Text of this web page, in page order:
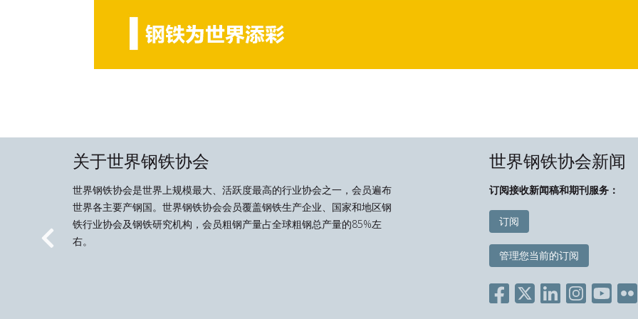
关于世界钢铁协会
世界钢铁协会是世界上规模最大、活跃度最高的行业协会之一，会员遍布
世界各主要产钢国。世界钢铁协会会员覆盖钢铁生产企业、国家和地区钢
铁行业协会及钢铁研究机构，会员粗钢产量占全球粗钢总产量的85%左
右。
世界钢铁协会新闻
订阅接收新闻稿和期刊服务：
订阅
管理您当前的订阅
Previous